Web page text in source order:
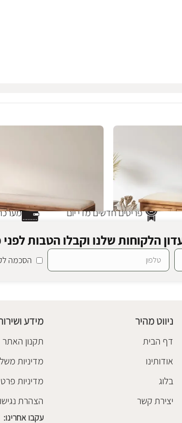
פריטים חדשים מדי יום
הלקוחות שלנו וקבלו הטבות
הסכמה
ניווט מהיר
דף הבית
אודותינו
בלוג
יצירת קשר
מידע
תקנון האתר
מדיניות
מדיניות
הצהרת
עקבו אחרינו: